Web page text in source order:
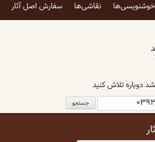
خوشنویسی‌ها نقاشی‌ها سفارش اصل آثار
دوباره تلاش کنید